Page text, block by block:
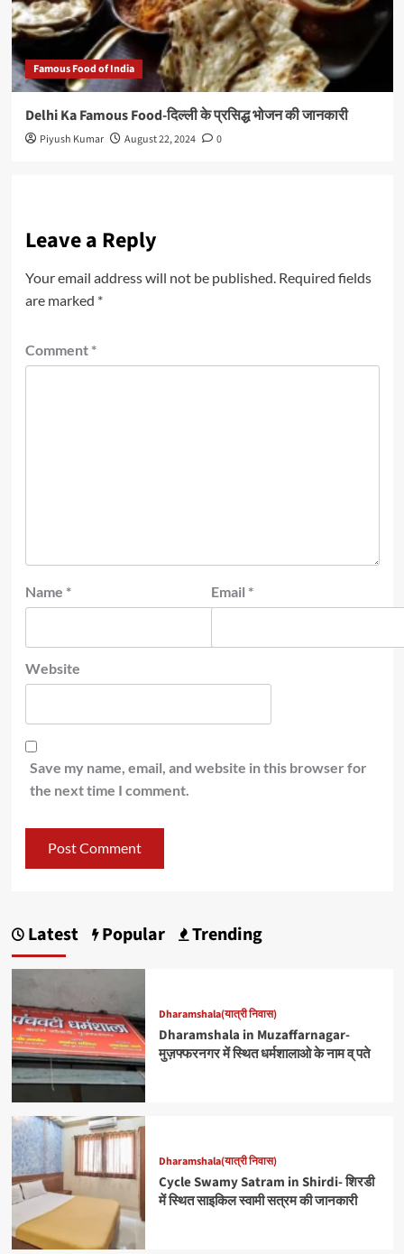
Famous Food of India
Delhi Ka Famous Food-दिल्ली के प्रसिद्ध भोजन की जानकारी
Piyush Kumar August 22, 2024 0
Leave a Reply
Your email address will not be published. Required fields
are marked *
Comment *
Name * Email *
Website
Save my name, email, and website in this browser for
the next time I comment.
Latest Popular Trending
Dharamshala(यात्री निवास)
Dharamshala in Muzaffarnagar-
मुज़फ्फरनगर में स्थित धर्मशालाओ के नाम व् पते
Dharamshala(यात्री निवास)
Cycle Swamy Satram in Shirdi- शिरडी
में स्थित साइकिल स्वामी सत्रम की जानकारी